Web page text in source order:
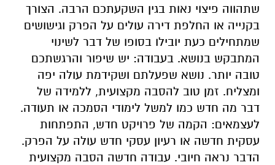
שתהווה פיצוי נאות בגין השקעתכם הרבה. הצורך
בקנייה או החלפת דירה עולים על הפרק וגישושים
שמתחילים כעת יובילו בסופו של דבר לשינוי
המתבקש בנושא. בעבודה: יש שיפור והרגשתכם
טובה יותר. נושא שפעלתם ושקידמת עולה יפה
ומצליח. זמן טוב להסבה מקצועית, ללמידה של
דבר מה חדש כמו למשל לימודי הסמכה או תעודה.
לעצמאים: הקמה של פרויקט חדש, התפתחות
עסקית חדשה או רעיון עסקי חדש עולה על הפרק.
הדבר נראה חיובי. עבודה חדשה הסבה מקצועית